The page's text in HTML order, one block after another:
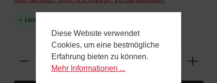
Lieferzeit 3-4 Wochen
Diese Website verwendet
Cookies, um eine bestmögliche
Erfahrung bieten zu können.
Mehr Informationen ...